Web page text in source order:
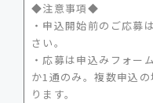
◆注意事項◆
・申込開始前のご応募
さい。
・応募は申込みフォー
か1通のみ。複数申込
ります。